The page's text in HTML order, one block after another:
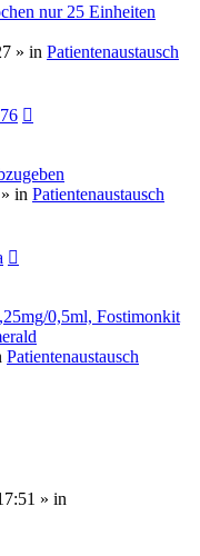
nur 25 Einheiten
» in Patientenaustausch
in Patientenaustausch
0,5ml, Fostimonkit
Patientenaustausch
» in